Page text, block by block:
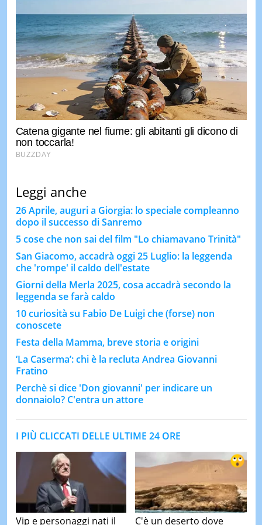
Leggi anche
26 Aprile, auguri a Giorgia: lo speciale compleanno
dopo il successo di Sanremo
5 cose che non sai del film "Lo chiamavano Trinità"
San Giacomo, accadrà oggi 25 Luglio: la leggenda
che 'rompe' il caldo dell'estate
Giorni della Merla 2025, cosa accadrà secondo la
leggenda se farà caldo
10 curiosità su Fabio De Luigi che (forse) non
conoscete
Festa della Mamma, breve storia e origini
‘La Caserma’: chi è la recluta Andrea Giovanni
Fratino
Perchè si dice 'Don giovanni' per indicare un
donnaiolo? C'entra un attore
I PIÙ CLICCATI DELLE ULTIME 24 ORE
Vip e personaggi nati il
C'è un deserto dove